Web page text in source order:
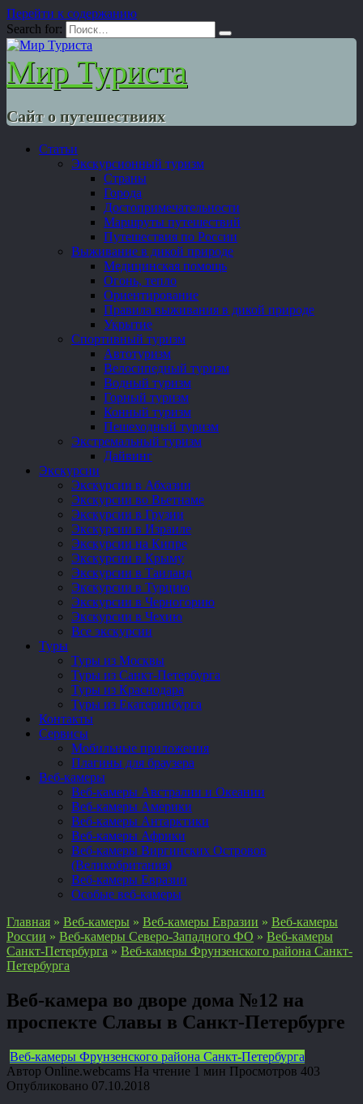
Перейти к содержанию
Search for:
Мир Туриста
Сайт о путешествиях
Статьи
Экскурсионный туризм
Страны
Города
Достопримечательности
Маршруты путешествий
Путешествия по России
Выживание в дикой природе
Медицинская помощь
Огонь, тепло
Ориентирование
Правила выживания в дикой природе
Укрытие
Спортивный туризм
Автотуризм
Велосипедный туризм
Водный туризм
Горный туризм
Конный туризм
Пешеходный туризм
Экстремальный туризм
Дайвинг
Экскурсии
Экскурсии в Абхазии
Экскурсии во Вьетнаме
Экскурсии в Грузии
Экскурсии в Израиле
Экскурсии на Кипре
Экскурсии в Крыму
Экскурсии в Таиланд
Экскурсии в Турцию
Экскурсии в Черногорию
Экскурсии в Чехию
Все экскурсии
Туры
Туры из Москвы
Туры из Санкт-Петербурга
Туры из Краснодара
Туры из Екатеринбурга
Контакты
Сервисы
Мобильные приложения
Плагины для браузера
Веб-камеры
Веб-камеры Австралии и Океании
Веб-камеры Америки
Веб-камеры Антарктики
Веб-камеры Африки
Веб-камеры Виргинских Островов
(Великобритания)
Веб-камеры Евразии
Особые веб-камеры
Главная » Веб-камеры » Веб-камеры Евразии » Веб-камеры
России » Веб-камеры Северо-Западного ФО » Веб-камеры
Санкт-Петербурга » Веб-камеры Фрунзенского района Санкт-
Петербурга
Веб-камера во дворе дома №12 на
проспекте Славы в Санкт-Петербурге
Веб-камеры Фрунзенского района Санкт-Петербурга
Автор Online.webcams На чтение 1 мин Просмотров 403
Опубликовано 07.10.2018